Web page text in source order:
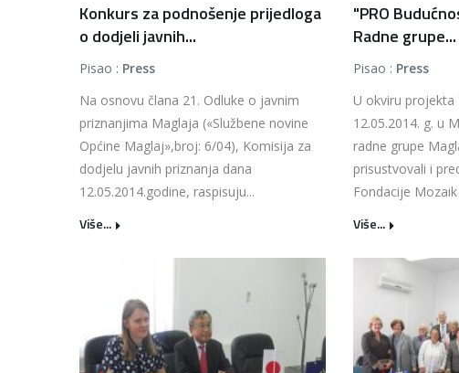
Konkurs za podnošenje prijedloga
o dodjeli javnih...
Pisao : Press
Na osnovu člana 21. Odluke o javnim
priznanjima Maglaja («Službene novine
Općine Maglaj»,broj: 6/04), Komisija za
dodjelu javnih priznanja dana
12.05.2014.godine, raspisuju...
Više...
"PRO
Radne grupe...
Pisao : Press
U okviru projekta
12.05.2014. g. u
radne grupe
prisustvovali i
Fondacije Mozaik
Više...